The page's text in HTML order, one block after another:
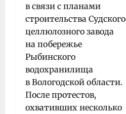
в связи с планами
строительства Судского
целлюлозного завода
на побережье
Рыбинского
водохранилища
в Вологодской области.
После протестов,
охвативших несколько